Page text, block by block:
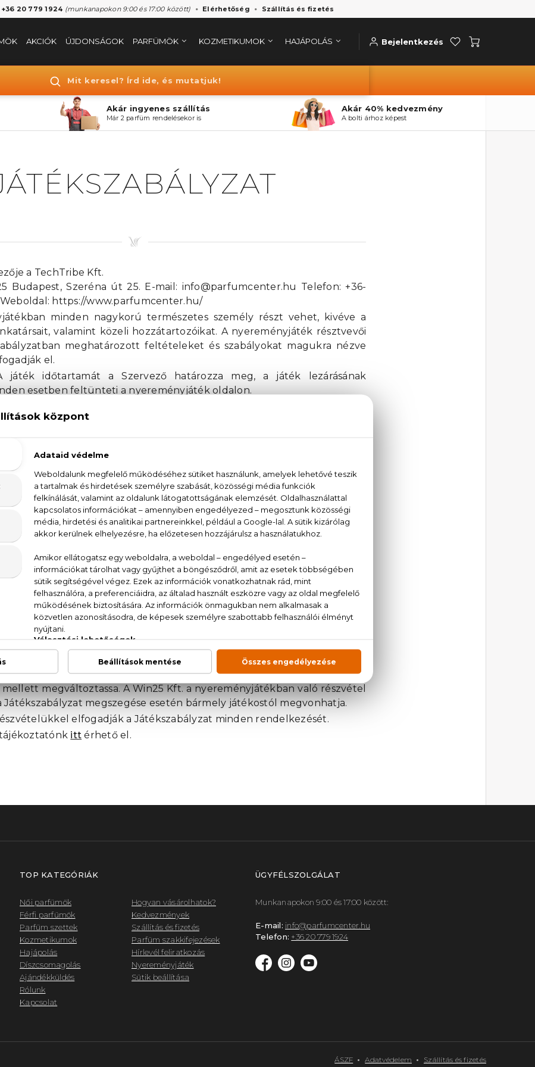
20 779 1924 (munkanapokon 9:00 és 17:00 között) Elérhetőség Szállítás és fizetés
AKCIÓK ÚJDONSÁGOK PARFÜMÖK KOZMETIKUMOK HAJÁPOLÁS Bejelentkezés
Mit keresel? Írd ide, és mutatjuk!
Akár ingyenes szállítás
Már 2 parfüm rendelésekor is
Akár 40% kedvezmény
A bolti árhoz képest
a TechTribe Kft.
Budapest, Szeréna út 25. E-mail: info@parfumcenter.hu Telefon: +36-
Weboldal: https://www.parfumcenter.hu/
minden nagykorú természetes személy részt vehet, kivéve a
valamint közeli hozzátartozóikat. A nyereményjáték résztvevői
meghatározott feltételeket és szabályokat magukra nézve
el.
játék időtartamát a Szervező határozza meg, a játék lezárásának
esetben feltünteti a nyereményjáték oldalon.
időpontig regisztrál a Parfumcenter.hu nyereményjáték oldalról
összes regisztrált e-mail cím között kerül kisorsolásra.
A játék nyereményét minden esetben a Szervező határozza meg és
oldalán.
sorsolás időpontja a nyereményjáték oldalán kerül feltüntetésre és egy
segítségével történik, véletlenszerű kiválasztással.
A nyertest a nyereményjáték sorsolását követően a Szervező e-
7 napja van jelentkezni a nyereményért, amennyiben ez nem történik
nem vett nyeremény új kisorsolásra kerül.
Azáltal, hogy a játékos a nyereményjátékban részt vesz, hozzájárul
személyes adatai (név, e-mail cím) a TechTribe Kft. adatbázisába
és azokat minden további engedélyezés nélkül saját marketing
céljából felhasználhassa. Az adatszolgáltatás önkéntes. Hírlevelünkről a
megnyomásával bármikor törölheti címét az adatbázisból.
fenntartja magának a jogot, hogy a játék feltételeit a résztvevők
megváltoztassa. A Win25 Kft. a nyereményjátékban való részvétel
Játékszabályzat megszegése esetén bármely játékostól megvonhatja.
elfogadják a Játékszabályzat minden rendelkezését.
itt érhető el.
TOP KATEGÓRIÁK
Női parfümök
Férfi parfümök
Parfüm szettek
Kozmetikumok
Hajápolás
Díszcsomagolás
Ajándékküldés
Rólunk
Kapcsolat
Hogyan vásárolhatok?
Kedvezmények
Szállítás és fizetés
Parfüm szakkifejezések
Hírlevél feliratkozás
Nyereményjáték
Sütik beállítása
ÜGYFÉLSZOLGÁLAT
Munkanapokon 9:00 és 17:00 között:
E-mail: info@parfumcenter.hu
Telefon: +36 20 779 1924
ÁSZF Adatvédelem Szállítás és fizetés